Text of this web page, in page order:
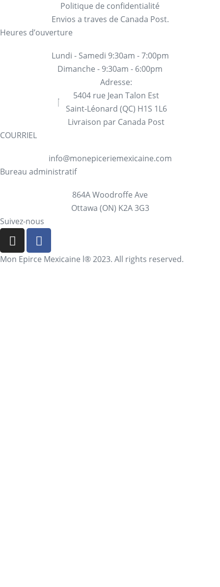
Politique de confidentialité
Envios a traves de Canada Post.
Heures d’ouverture
Lundi - Samedi 9:30am - 7:00pm
Dimanche - 9:30am - 6:00pm
Adresse:
5404 rue Jean Talon Est
Saint-Léonard (QC) H1S 1L6
Livraison par Canada Post
COURRIEL
info@monepiceriemexicaine.com
Bureau administratif
864A Woodroffe Ave
Ottawa (ON) K2A 3G3
Suivez-nous
Mon Epirce Mexicaine l® 2023. All rights reserved.